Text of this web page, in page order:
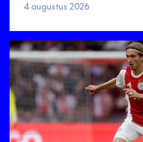
4 augustus 2026